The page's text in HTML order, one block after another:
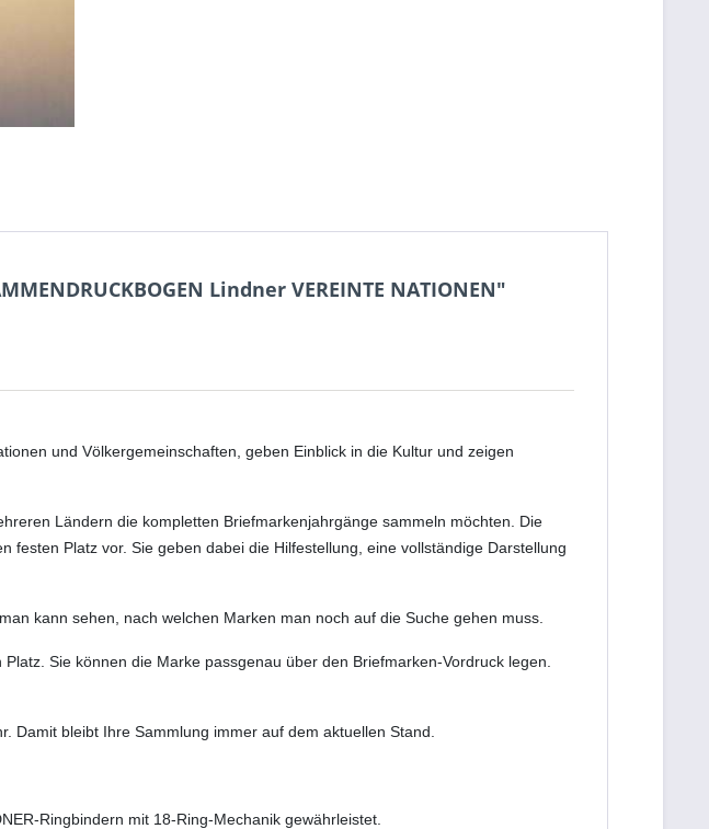
Lindner VEREINTE NATIONEN"
und Völkergemeinschaften, geben Einblick in die Kultur und zeigen
Ländern die kompletten Briefmarkenjahrgänge sammeln möchten. Die
Platz vor. Sie geben dabei die Hilfestellung, eine vollständige Darstellung
kann sehen, nach welchen Marken man noch auf die Suche gehen muss.
Sie können die Marke passgenau über den Briefmarken-Vordruck legen.
Damit bleibt Ihre Sammlung immer auf dem aktuellen Stand.
Ringbindern mit 18-Ring-Mechanik gewährleistet.